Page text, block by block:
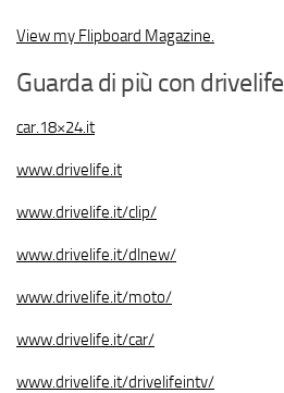
View my Flipboard Magazine.
Guarda di più con drivelife
car.18×24.it
www.drivelife.it
www.drivelife.it/clip/
www.drivelife.it/dlnew/
www.drivelife.it/moto/
www.drivelife.it/car/
www.drivelife.it/drivelifeintv/